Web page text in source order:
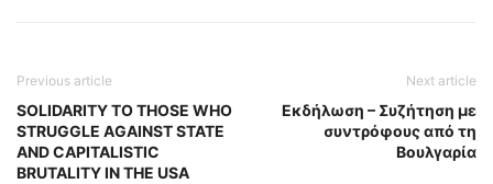
Previous article
SOLIDARITY TO THOSE WHO
STRUGGLE AGAINST STATE
AND CAPITALISTIC
BRUTALITY IN THE USA
Next article
Εκδήλωση – Συζήτηση με
συντρόφους από τη
Βουλγαρία